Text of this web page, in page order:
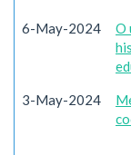
6-May-2024
O
3-May-2024